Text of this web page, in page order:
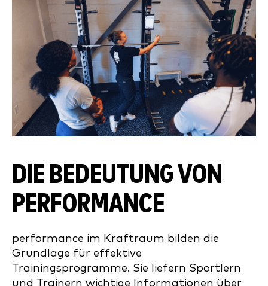
DIE BEDEUTUNG VON
PERFORMANCE
performance im Kraftraum bilden die
Grundlage für effektive
Trainingsprogramme. Sie liefern Sportlern
und Trainern wichtige Informationen über